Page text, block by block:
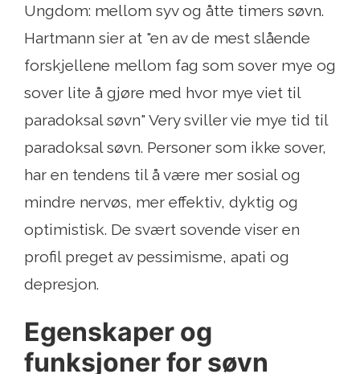
Ungdom: mellom syv og åtte timers søvn.
Hartmann sier at "en av de mest slående
forskjellene mellom fag som sover mye og
sover lite å gjøre med hvor mye viet til
paradoksal søvn" Very sviller vie mye tid til
paradoksal søvn. Personer som ikke sover,
har en tendens til å være mer sosial og
mindre nervøs, mer effektiv, dyktig og
optimistisk. De svært sovende viser en
profil preget av pessimisme, apati og
depresjon.
Egenskaper og
funksjoner for søvn